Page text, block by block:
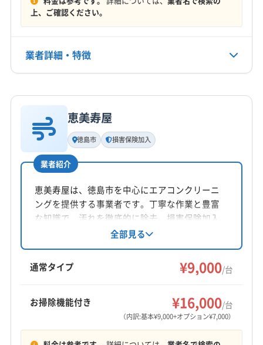
定休日
なし
090-2780-4701
上、ご確認ください。
業者詳細・特徴
基本情報
代表者名
川西広大
所在地
香川県高松市
対応地域
吉野川市 三好市
美馬市
鳴門市 板野郡松茂町
板野郡上板町
板野郡板野町
板野郡藍住町
(香川県) 綾歌郡宇多津町
(香川県) 観音寺市
(香川県) 高松市
(香川県) 坂出市
(香川県) 三豊市
(香川県) 善通寺市
9:00〜19:00
恵美寿屋
徳島市 損害保険加入
業者紹介
恵美寿屋は、徳島市を中心にエアコンクリーニ
ングを提供する事業者です。丁寧な作業と豊富
な知識で、汚れを徹底的に除去。損害保険加入
済みです。基本料金9000円/台で、複数台割引や
オプションも用意。土日祝日対応、防カビ・抗
菌コーティングも提供しています。
全部見る
通常タイプ ¥9,000/台
お掃除機能付き ¥16,000/台
（内訳:基本¥9,000+オプション¥7,000）